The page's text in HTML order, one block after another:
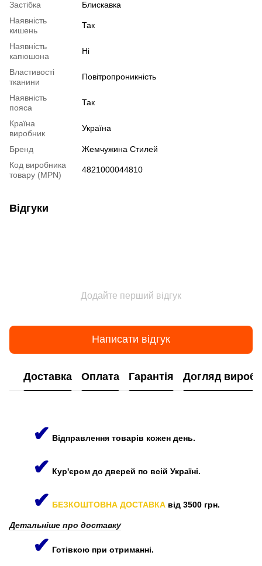
Застібка
Блискавка
Наявність
кишень
Так
Наявність
капюшона
Ні
Властивості
тканини
Повітропроникність
Наявність
пояса
Так
Країна
виробник
Україна
Бренд
Жемчужина Стилей
Код виробника
товару (MPN)
4821000044810
Відгуки
Додайте перший відгук
Написати відгук
Доставка Оплата Гарантія Догляд
✔ Відправлення товарів кожен день.
✔ Кур'єром до дверей по всій Україні.
✔ БЕЗКОШТОВНА ДОСТАВКА від 3500 грн.
Детальніше про доставку
✔ Готівкою при отриманні.